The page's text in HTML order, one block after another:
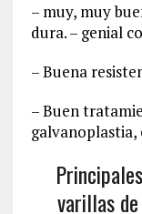
– muy, muy
dura. – genial
– Buena
– Buen
varillas